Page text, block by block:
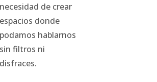
necesidad de crear
espacios donde
podamos hablarnos
sin filtros ni
disfraces.